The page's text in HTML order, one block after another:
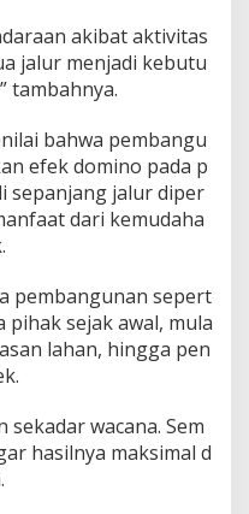
akibat aktivitas
jalur menjadi kebutu
tambahnya.
bahwa pembangu
efek domino pada p
sepanjang jalur diper
dari kemudaha
pembangunan sepert
sejak awal, mula
lahan, hingga pen
wacana. Sem
hasilnya maksimal d